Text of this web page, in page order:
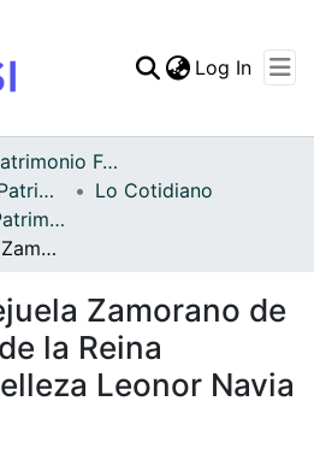
Statistics
Log In
Archivo del Patrimonio Fotográfico y Fílmico del Valle del Cauca
Fondo Archivo del Patrimonio Fotográfico y Fílmico del Valle del Cauca
Lo Cotidiano
APFFVC - Moda - Patrimonial
Benedicta Orejuela Zamorano de Navia, madre de la Reina Nacional de Belleza Leonor Navia Orejuela
Zamorano de
la Reina
Leonor Navia